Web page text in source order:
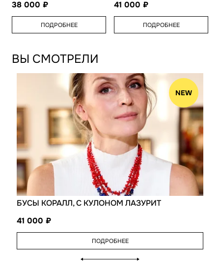
38 000
ПОДРОБНЕЕ
41 000
ПОДРОБНЕЕ
ВЫ СМОТРЕЛИ
NEW
БУСЫ КОРАЛЛ, С КУЛОНОМ ЛАЗУРИТ
41 000
ПОДРОБНЕЕ